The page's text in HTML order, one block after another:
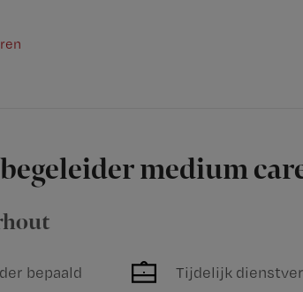
medium
bepaald Tijdelijk